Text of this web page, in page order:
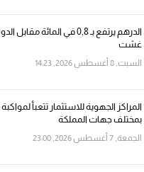
غشت
السبت, 8 أغسطس 2026, 14:23
المراكز الجهوية للاستثمار تتعبأ
بمختلف جهات المملكة
الجمعة, 7 أغسطس 2026, 23:00